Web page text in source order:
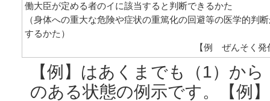
働大臣が定める者のイに該当すると判断できるかた
（身体への重大な危険や症状の重篤化の回避等の医学的判
するかた）
【例 ぜんそく発
【例】はあくまでも（1）か
のある状態の例示です。【例